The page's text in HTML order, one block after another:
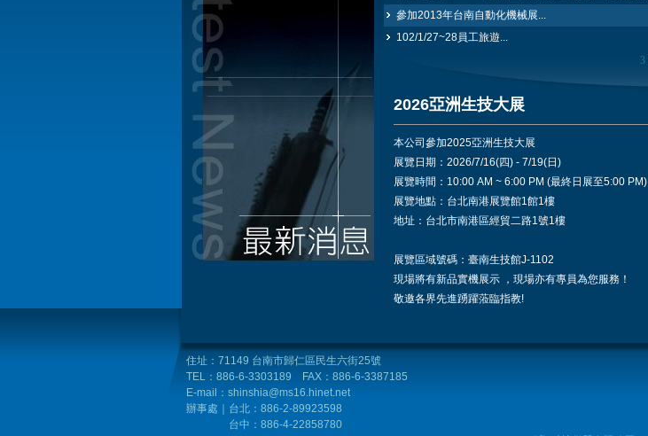
參加2013年台南自動化機械展...
102/1/27~28員工旅遊...
3
2026亞洲生技大展
本公司參加2025亞洲生技大展
展覽日期：2026/7/16(四) - 7/19(日)
展覽時間：10:00 AM ~ 6:00 PM (最終日展至5:00 PM)
展覽地點：台北南港展覽館1館1樓
地址：台北市南港區經貿二路1號1樓
展覽區域號碼：臺南生技館J-1102
現場將有新品實機展示 ，現場亦有專員為您服務！
敬邀各界先進踴躍蒞臨指教!
住址：71149 台南市歸仁區民生六街25號
TEL：886-6-3303189 FAX：886-6-3387185
E-mail：shinshia@ms16.hinet.net
辦事處｜台北：886-2-89923598
台中： 886-4-22858780